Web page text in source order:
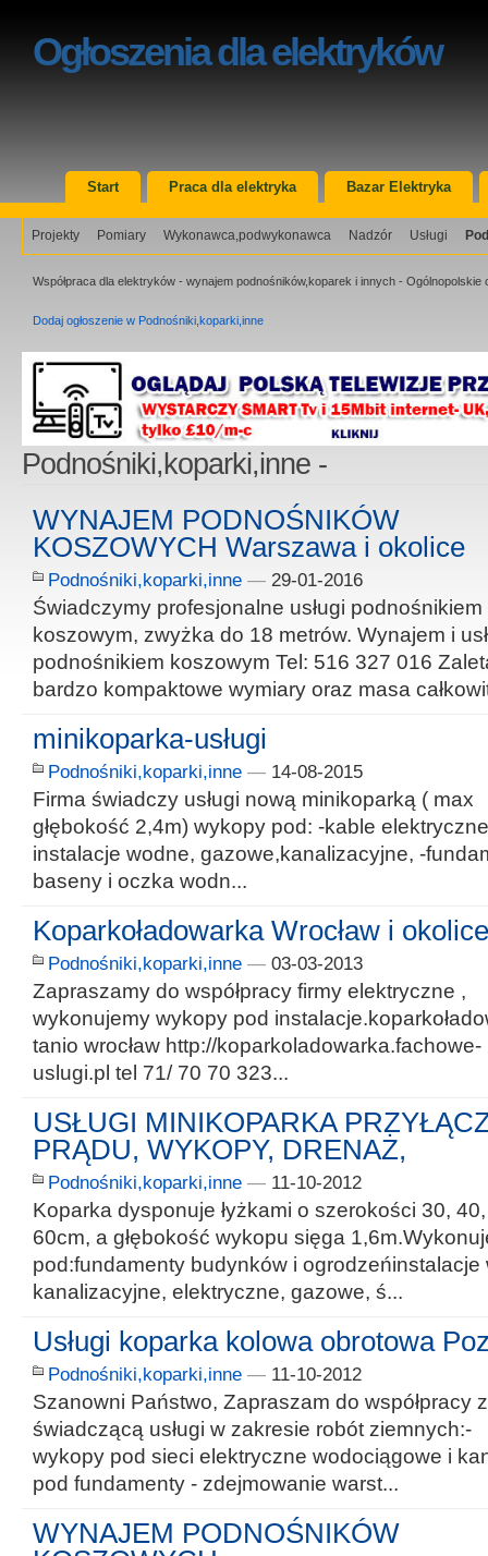
Ogłoszeniadla elektryków
Start Praca dla elektryka Bazar Elektryka
Projekty Pomiary Wykonawca,podwykonawca Nadzór Usługi
Współpraca dla elektryków - wynajem podnośników,koparek i innych - Ogólnopolskie
Dodaj ogłoszenie w Podnośniki,koparki,inne
Podnośniki,koparki,inne -
WYNAJEM PODNOŚNIKÓW
KOSZOWYCH Warszawa i okolice
Podnośniki,koparki,inne — 29-01-2016
Świadczymy profesjonalne usługi podnośnikiem
koszowym, zwyżka do 18 metrów. Wynajem i
podnośnikiem koszowym Tel: 516 327 016
bardzo kompaktowe wymiary oraz masa
minikoparka-usługi
Podnośniki,koparki,inne — 14-08-2015
Firma świadczy usługi nową minikoparką ( max
głębokość 2,4m) wykopy pod: -kable
instalacje wodne, gazowe,kanalizacyjne, -
baseny i oczka wodn...
Koparkoładowarka Wrocław i okolice
Podnośniki,koparki,inne — 03-03-2013
Zapraszamy do współpracy firmy elektryczne ,
wykonujemy wykopy pod
tanio wrocław http://koparkoladowarka.fachowe-
uslugi.pl tel 71/ 70 70 323...
USŁUGI MINIKOPARKA
PRĄDU, WYKOPY, DRENAŻ,
Podnośniki,koparki,inne — 11-10-2012
Koparka dysponuje łyżkami o szerokości 30, 40,
60cm, a głębokość wykopu sięga
pod:fundamenty budynków i ogrodzeńinstalacje
kanalizacyjne, elektryczne, gazowe, ś...
Usługi koparka kolowa obrotowa
Podnośniki,koparki,inne — 11-10-2012
Szanowni Państwo, Zapraszam do współpracy
świadczącą usługi w zakresie robót ziemnych:-
wykopy pod sieci elektryczne wodociągowe i
pod fundamenty - zdejmowanie warst...
WYNAJEM PODNOŚNIKÓW